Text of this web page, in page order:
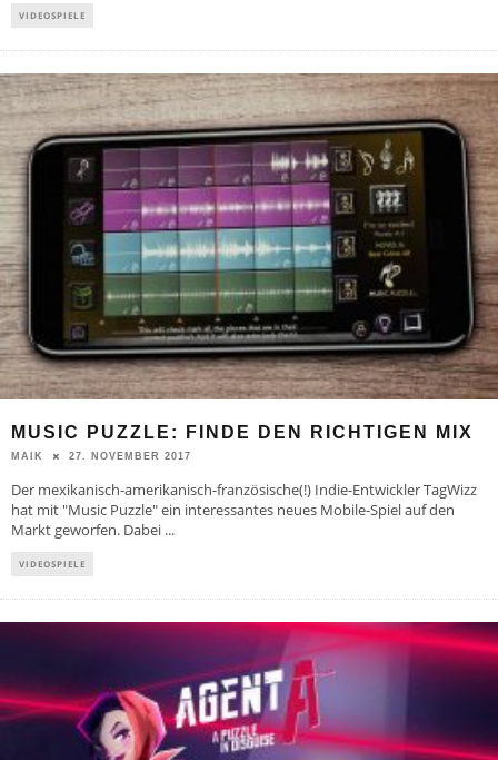
VIDEOSPIELE
MUSIC PUZZLE: FINDE DEN RICHTIGEN MIX
MAIK 27. NOVEMBER 2017
Der mexikanisch-amerikanisch-französische(!) Indie-Entwickler TagWizz
hat mit "Music Puzzle" ein interessantes neues Mobile-Spiel auf den
Markt geworfen. Dabei ...
VIDEOSPIELE